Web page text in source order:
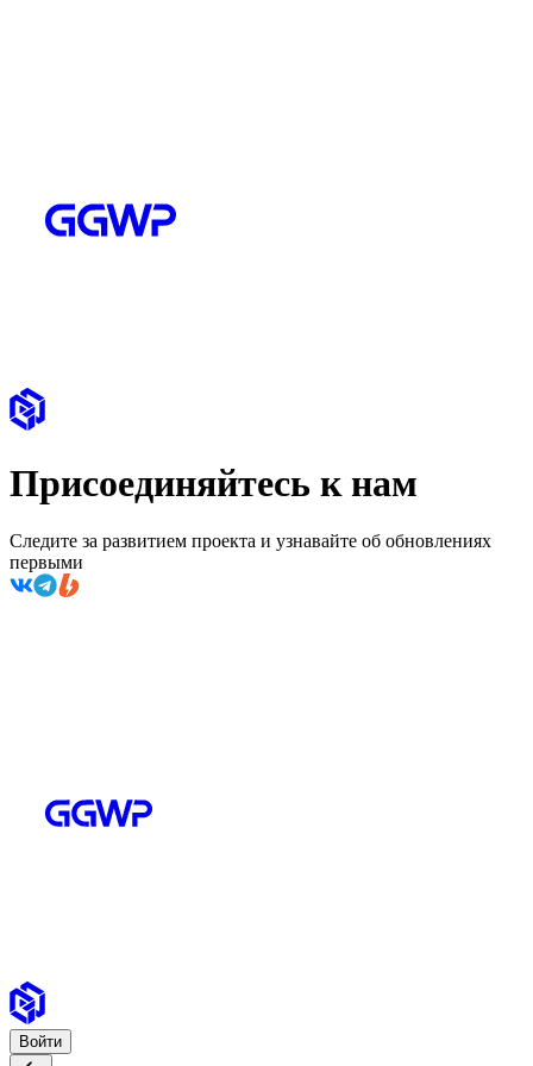
Присоединяйтесь к нам
Следите за развитием проекта и узнавайте об обновлениях
первыми
Войти